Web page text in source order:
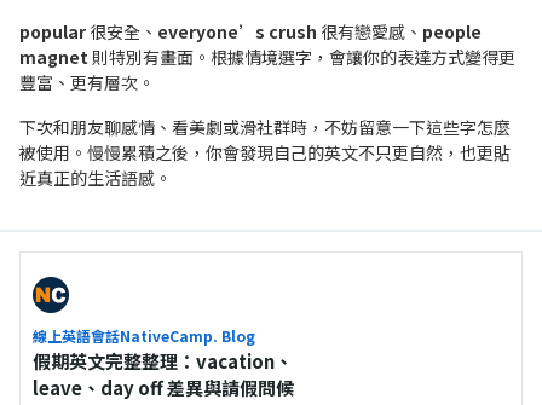
popular 很安全、 everyone’s crush 很有戀愛感、 people
magnet 則特別有畫面。 根據情境選字，會讓你的表達方式變得更
豐富、更有層次。
下次和朋友聊感情、看美劇或滑社群時，不妨留意一下這些字怎麼
被使用。慢慢累積之後，你會發現自己的英文不只更自然，也更貼
近真正的生活語感。
線上英語會話NativeCamp. Blog
假期英文完整整理：vacation、
leave、day off 差異與請假問候